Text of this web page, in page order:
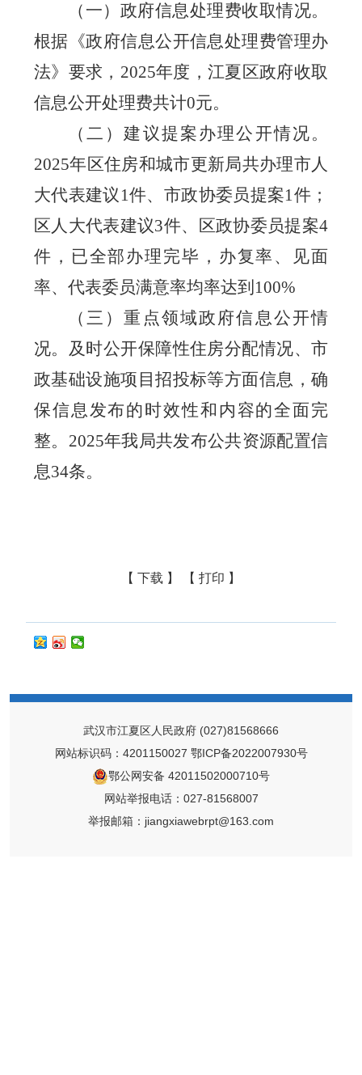
（一）政府信息处理费收取情况。
根据《政府信息公开信息处理费管理办
法》要求， 2025年度，江夏区政府收取
信息公开处理费共计0元。
（二）建议提案办理公开情况。
2025年区住房和城市更新局共办理市人
大代表建议 1件、市政协委员提案1件；
区人大代表建议3件、区政协委员提案4
件， 已全部办理完毕，办复率、见面
率、代表委员满意率均率达到 100%
（三 ）重点领域政府信息公开情
况。 及时公开保障性住房分配情况、市
政基础设施项目招投标等方面信息，确
保信息发布的时效性和内容的全面完
整。 2025年我局共发布公共资源配置信
息34条。
【 下载 】 【 打印 】
武汉市江夏区人民政府 (027)81568666
网站标识码：4201150027 鄂ICP备2022007930号
鄂公网安备 42011502000710号
网站举报电话：027-81568007
举报邮箱：jiangxiawebrpt@163.com